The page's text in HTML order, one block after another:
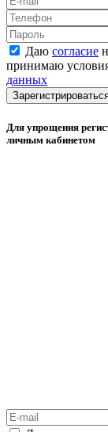
Даю согласие
принимаю
данных
Для упрощения
личным кабинетом